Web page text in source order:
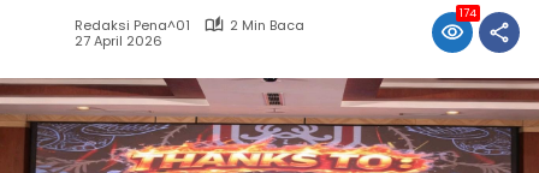
Redaksi Pena^01
2 Min Baca
27 April 2026
174